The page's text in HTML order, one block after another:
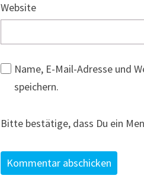
Website
Name, E-Mail-Adresse und
speichern.
Bitte bestätige, dass Du ein